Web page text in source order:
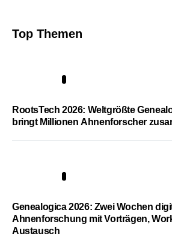
Top Themen
RootsTech 2026: Weltgrößte
bringt Millionen Ahnenforscher
Genealogica 2026: Zwei Wochen
Ahnenforschung mit Vorträgen,
Austausch